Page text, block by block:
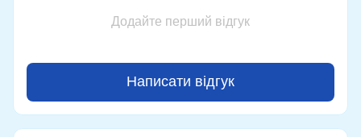
Додайте перший відгук
Написати відгук